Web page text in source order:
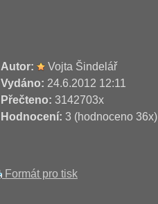
Autor:
Vojta Šindelář
Vydáno: 24.6.2012 12:11
Přečteno: 3142703x
Hodnocení: 3 (hodnoceno 36x)
Formát pro tisk